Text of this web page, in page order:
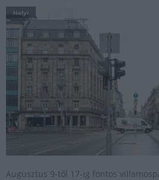
Helyi
Augusztus 9-től 17-ig fontos